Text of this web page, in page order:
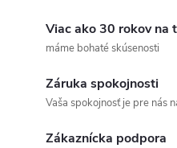
Viac ako 30 rokov na
máme bohaté skúsenosti
Záruka spokojnosti
Vaša spokojnosť je pre nás
Zákaznícka podpora